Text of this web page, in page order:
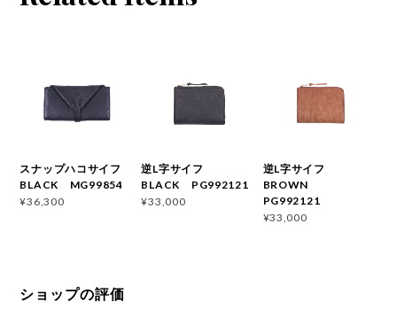
スナップハコサイフ
BLACK MG99854
¥36,300
逆L字サイフ
BLACK PG992121
¥33,000
逆L字サイフ
BROWN
PG992121
¥33,000
ショップの評価